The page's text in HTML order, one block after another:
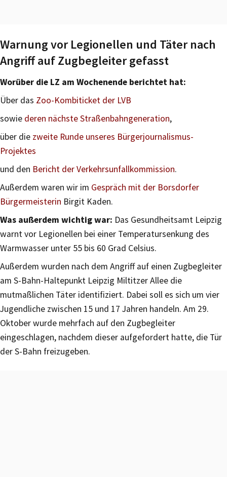
Warnung vor Legionellen und Täter nach
Angriff auf Zugbegleiter gefasst
Worüber die LZ am Wochenende berichtet hat:
Über das Zoo-Kombiticket der LVB
sowie deren nächste Straßenbahngeneration,
über die zweite Runde unseres Bürgerjournalismus-
Projektes
und den Bericht der Verkehrsunfallkommission.
Außerdem waren wir im Gespräch mit der Borsdorfer
Bürgermeisterin Birgit Kaden.
Was außerdem wichtig war: Das Gesundheitsamt Leipzig
warnt vor Legionellen bei einer Temperatursenkung des
Warmwasser unter 55 bis 60 Grad Celsius.
Außerdem wurden nach dem Angriff auf einen Zugbegleiter
am S-Bahn-Haltepunkt Leipzig Miltitzer Allee die
mutmaßlichen Täter identifiziert. Dabei soll es sich um vier
Jugendliche zwischen 15 und 17 Jahren handeln. Am 29.
Oktober wurde mehrfach auf den Zugbegleiter
eingeschlagen, nachdem dieser aufgefordert hatte, die Tür
der S-Bahn freizugeben.